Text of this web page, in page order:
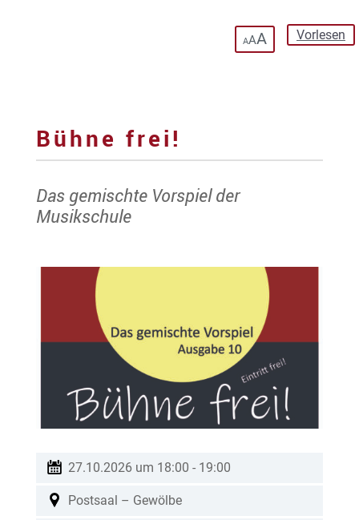
Vorlesen
AAA
Bühne frei!
Das gemischte Vorspiel der
Musikschule
27.10.2026 um 18:00 - 19:00
Postsaal – Gewölbe